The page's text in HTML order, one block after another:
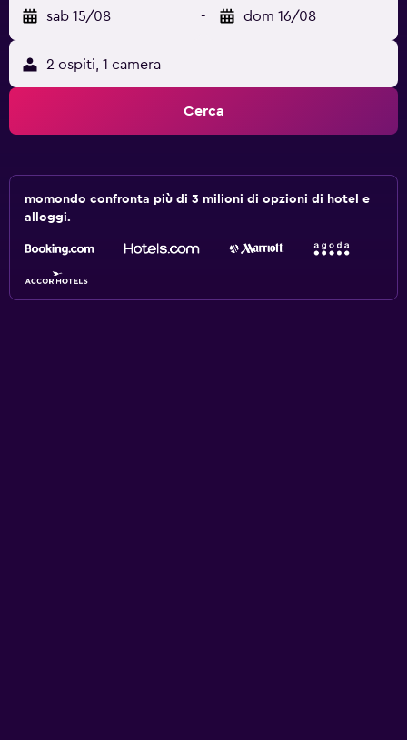
sab 15/08 - dom 16/08
2 ospiti, 1 camera
Cerca
momondo confronta più di 3 milioni di opzioni di hotel e
alloggi.